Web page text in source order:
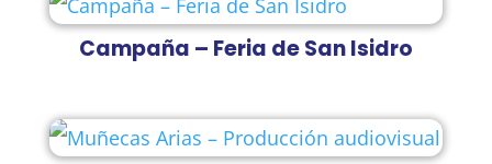
Campaña – Feria de San Isidro